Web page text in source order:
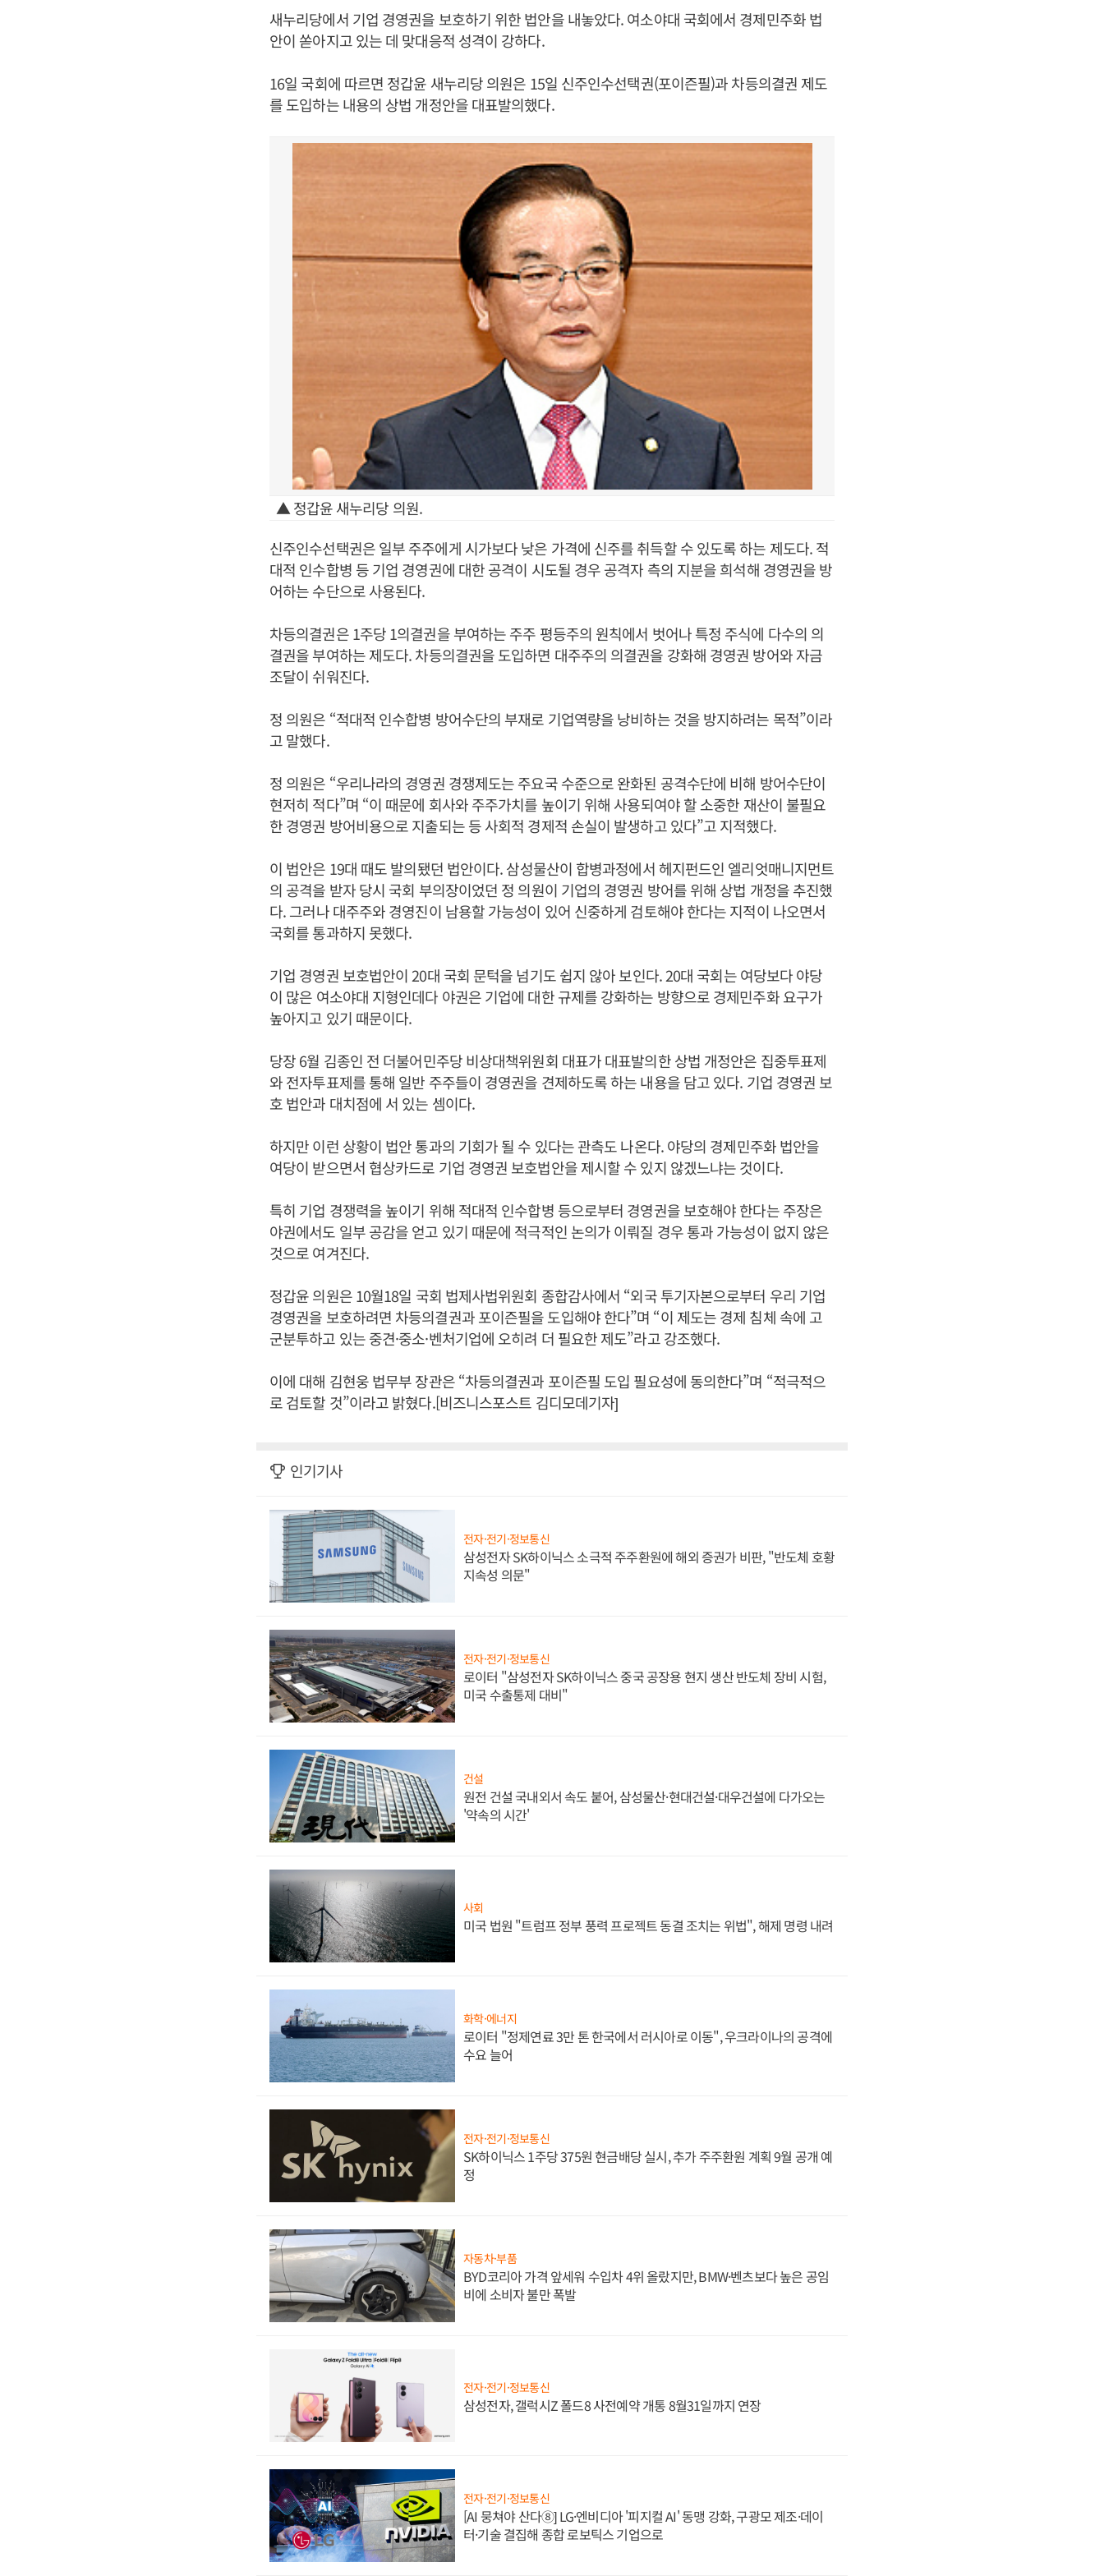
새누리당에서 기업 경영권을 보호하기 위한 법안을 내놓았다. 여소야대 국회에서 경제민주화 법
안이 쏟아지고 있는 데 맞대응적 성격이 강하다.
16일 국회에 따르면 정갑윤 새누리당 의원은 15일 신주인수선택권(포이즌필)과 차등의결권 제도
를 도입하는 내용의 상법 개정안을 대표발의했다.
▲ 정갑윤 새누리당 의원.
신주인수선택권은 일부 주주에게 시가보다 낮은 가격에 신주를 취득할 수 있도록 하는 제도다. 적
대적 인수합병 등 기업 경영권에 대한 공격이 시도될 경우 공격자 측의 지분을 희석해 경영권을 방
어하는 수단으로 사용된다.
차등의결권은 1주당 1의결권을 부여하는 주주 평등주의 원칙에서 벗어나 특정 주식에 다수의 의
결권을 부여하는 제도다. 차등의결권을 도입하면 대주주의 의결권을 강화해 경영권 방어와 자금
조달이 쉬워진다.
정 의원은 “적대적 인수합병 방어수단의 부재로 기업역량을 낭비하는 것을 방지하려는 목적”이라
고 말했다.
정 의원은 “우리나라의 경영권 경쟁제도는 주요국 수준으로 완화된 공격수단에 비해 방어수단이
현저히 적다”며 “이 때문에 회사와 주주가치를 높이기 위해 사용되여야 할 소중한 재산이 불필요
한 경영권 방어비용으로 지출되는 등 사회적 경제적 손실이 발생하고 있다”고 지적했다.
이 법안은 19대 때도 발의됐던 법안이다. 삼성물산이 합병과정에서 헤지펀드인 엘리엇매니지먼트
의 공격을 받자 당시 국회 부의장이었던 정 의원이 기업의 경영권 방어를 위해 상법 개정을 추진했
다. 그러나 대주주와 경영진이 남용할 가능성이 있어 신중하게 검토해야 한다는 지적이 나오면서
국회를 통과하지 못했다.
기업 경영권 보호법안이 20대 국회 문턱을 넘기도 쉽지 않아 보인다. 20대 국회는 여당보다 야당
이 많은 여소야대 지형인데다 야권은 기업에 대한 규제를 강화하는 방향으로 경제민주화 요구가
높아지고 있기 때문이다.
당장 6월 김종인 전 더불어민주당 비상대책위원회 대표가 대표발의한 상법 개정안은 집중투표제
와 전자투표제를 통해 일반 주주들이 경영권을 견제하도록 하는 내용을 담고 있다. 기업 경영권 보
호 법안과 대치점에 서 있는 셈이다.
하지만 이런 상황이 법안 통과의 기회가 될 수 있다는 관측도 나온다. 야당의 경제민주화 법안을
여당이 받으면서 협상카드로 기업 경영권 보호법안을 제시할 수 있지 않겠느냐는 것이다.
특히 기업 경쟁력을 높이기 위해 적대적 인수합병 등으로부터 경영권을 보호해야 한다는 주장은
야권에서도 일부 공감을 얻고 있기 때문에 적극적인 논의가 이뤄질 경우 통과 가능성이 없지 않은
것으로 여겨진다.
정갑윤 의원은 10월18일 국회 법제사법위원회 종합감사에서 “외국 투기자본으로부터 우리 기업
경영권을 보호하려면 차등의결권과 포이즌필을 도입해야 한다”며 “이 제도는 경제 침체 속에 고
군분투하고 있는 중견·중소·벤처기업에 오히려 더 필요한 제도”라고 강조했다.
이에 대해 김현웅 법무부 장관은 “차등의결권과 포이즌필 도입 필요성에 동의한다”며 “적극적으
로 검토할 것”이라고 밝혔다.[비즈니스포스트 김디모데기자]
인기기사
전자·전기·정보통신
삼성전자 SK하이닉스 소극적 주주환원에 해외 증권가 비판, "반도체 호황
지속성 의문"
전자·전기·정보통신
로이터 "삼성전자 SK하이닉스 중국 공장용 현지 생산 반도체 장비 시험,
미국 수출통제 대비"
건설
원전 건설 국내외서 속도 붙어, 삼성물산·현대건설·대우건설에 다가오는
'약속의 시간'
사회
미국 법원 "트럼프 정부 풍력 프로젝트 동결 조치는 위법", 해제 명령 내려
화학·에너지
로이터 "정제연료 3만 톤 한국에서 러시아로 이동", 우크라이나의 공격에
수요 늘어
전자·전기·정보통신
SK하이닉스 1주당 375원 현금배당 실시, 추가 주주환원 계획 9월 공개 예
정
자동차·부품
BYD코리아 가격 앞세워 수입차 4위 올랐지만, BMW·벤츠보다 높은 공임
비에 소비자 불만 폭발
전자·전기·정보통신
삼성전자, 갤럭시Z 폴드8 사전예약 개통 8월31일까지 연장
전자·전기·정보통신
[AI 뭉쳐야 산다⑧] LG·엔비디아 '피지컬 AI' 동맹 강화, 구광모 제조·데이
터·기술 결집해 종합 로보틱스 기업으로